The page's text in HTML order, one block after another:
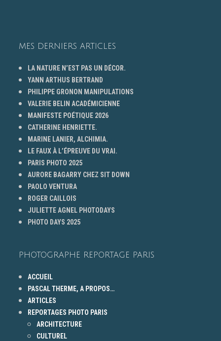
MES DERNIERS ARTICLES
LA NATURE N’EST PAS UN DÉCOR.
YANN ARTHUS BERTRAND
PHILIPPE GRONON MANIPULATIONS
VALERIE BELIN ACADÉMICIENNE
MANIFESTE POÉTIQUE 2026
CATHERINE HENRIETTE.
MARINE LANIER, ALCHIMIA.
LE FAUX À L’ÉPREUVE DU VRAI.
PARIS PHOTO 2025
AURORE BAGARRY CHEZ SIT DOWN
PAOLO VENTURA
ROGER CAILLOIS
JULIETTE AGNEL PHOTODAYS
PHOTO DAYS 2025
PHOTOGRAPHE REPORTAGE PARIS
ACCUEIL
PASCAL THERME, A PROPOS…
ARTICLES
REPORTAGES PHOTO PARIS
ARCHITECTURE
CULTUREL